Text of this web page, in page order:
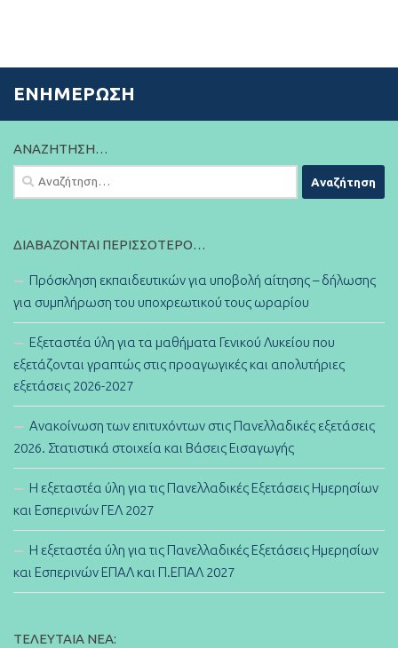
ΕΝΗΜΈΡΩΣΗ
ΑΝΑΖΉΤΗΣΗ…
Αναζήτηση
για:
ΔΙΑΒΆΖΟΝΤΑΙ ΠΕΡΙΣΣΌΤΕΡΟ…
Πρόσκληση εκπαιδευτικών για υποβολή αίτησης – δήλωσης
για συμπλήρωση του υποχρεωτικού τους ωραρίου
Εξεταστέα ύλη για τα μαθήματα Γενικού Λυκείου που
εξετάζονται γραπτώς στις προαγωγικές και απολυτήριες
εξετάσεις 2026-2027
Ανακοίνωση των επιτυχόντων στις Πανελλαδικές εξετάσεις
2026. Στατιστικά στοιχεία και Βάσεις Εισαγωγής
Η εξεταστέα ύλη για τις Πανελλαδικές Εξετάσεις Ημερησίων
και Εσπερινών ΓΕΛ 2027
Η εξεταστέα ύλη για τις Πανελλαδικές Εξετάσεις Ημερησίων
και Εσπερινών ΕΠΑΛ και Π.ΕΠΑΛ 2027
ΤΕΛΕΥΤΑΊΑ ΝΈΑ: